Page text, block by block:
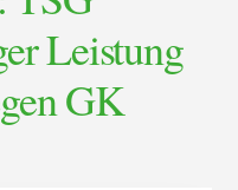
Leistung
GK